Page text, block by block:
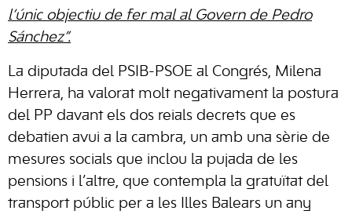
l’únic objectiu de fer mal al Govern de Pedro
Sánchez”.
La diputada del PSIB-PSOE al Congrés, Milena
Herrera, ha valorat molt negativament la postura
del PP davant els dos reials decrets que es
debatien avui a la cambra, un amb una sèrie de
mesures socials que inclou la pujada de les
pensions i l’altre, que contempla la gratuïtat del
transport públic per a les Illes Balears un any